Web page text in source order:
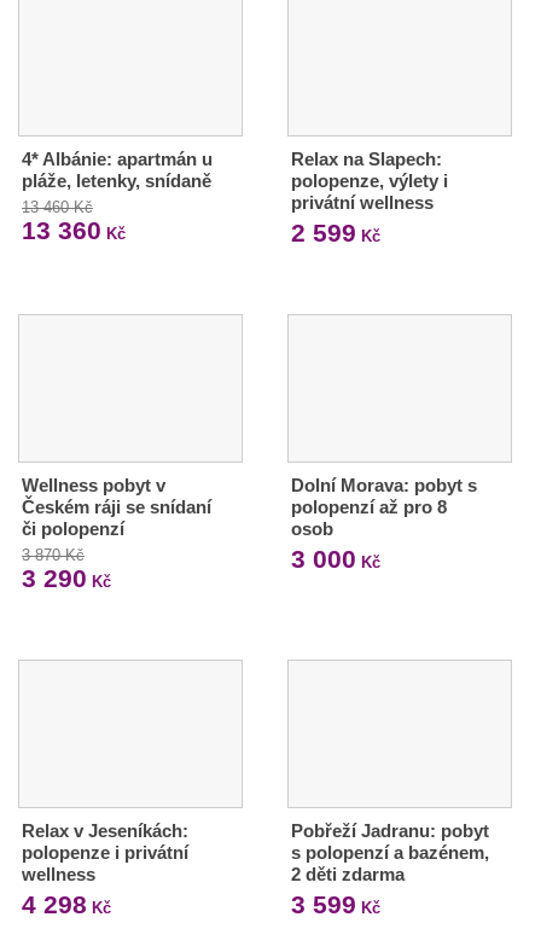
4* Albánie: apartmán u
pláže, letenky, snídaně
13 460 Kč
13 360 Kč
Relax na Slapech:
polopenze, výlety i
privátní wellness
2 599 Kč
Wellness pobyt v
Českém ráji se snídaní
či polopenzí
3 870 Kč
3 290 Kč
Dolní Morava: pobyt s
polopenzí až pro 8
osob
3 000 Kč
Relax v Jeseníkách:
polopenze i privátní
wellness
4 298 Kč
Pobřeží Jadranu: pobyt
s polopenzí a bazénem,
2 děti zdarma
3 599 Kč